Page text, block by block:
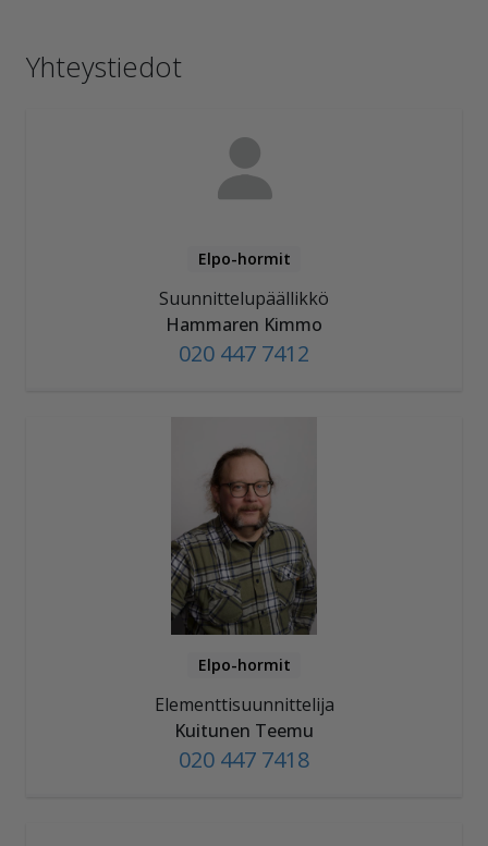
Yhteystiedot
Elpo-hormit
Suunnittelupäällikkö
Hammaren Kimmo
020 447 7412
Elpo-hormit
Elementtisuunnittelija
Kuitunen Teemu
020 447 7418